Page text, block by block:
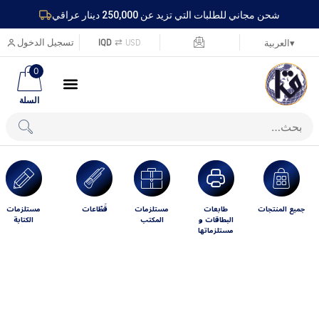
شحن مجاني للطلبات التي تزيد عن 250,000 دينار عراقي
تسجيل الدخول IQD ⇄ USD العربية▾
0
السلة
جميع المنتجات طابعات
البطاقات و
مستلزماتها
مستلزمات
المكتب
قَطّاعات مستلزمات
الكتابة